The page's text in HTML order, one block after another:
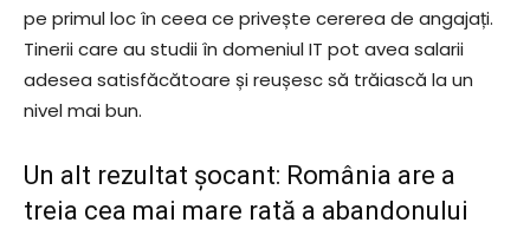
pe primul loc în ceea ce privește cererea de angajați.
Tinerii care au studii în domeniul IT pot avea salarii
adesea satisfăcătoare și reușesc să trăiască la un
nivel mai bun.
Un alt rezultat șocant: România are a
treia cea mai mare rată a abandonului